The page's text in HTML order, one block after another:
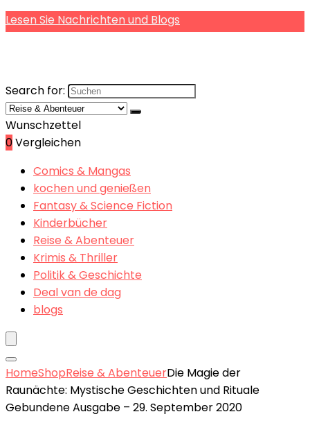
Lesen Sie Nachrichten und Blogs
Search for:
Wunschzettel
0Vergleichen
Comics & Mangas
kochen und genießen
Fantasy & Science Fiction
Kinderbücher
Reise & Abenteuer
Krimis & Thriller
Politik & Geschichte
Deal van de dag
blogs
HomeShopReise & AbenteuerDie Magie der
Raunächte: Mystische Geschichten und Rituale
Gebundene Ausgabe – 29. September 2020